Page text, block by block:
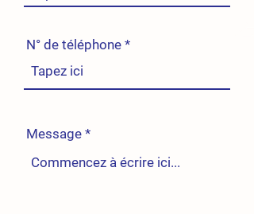
N° de téléphone
Message